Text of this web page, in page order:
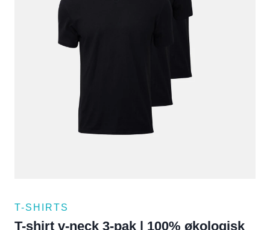
T-SHIRTS
T-shirt v-neck 3-pak | 100% økologisk